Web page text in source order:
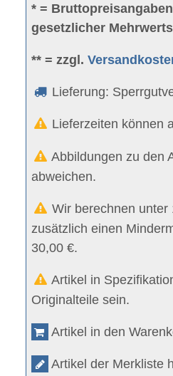
* =
gesetzlicher
** = zzgl.
Lieferung:
Lieferzeiten können
Abbildungen zu den
abweichen.
Wir berechnen unter
zusätzlich einen
30,00 €.
Artikel in
Originalteile sein.
Artikel in den
Artikel der Merkliste